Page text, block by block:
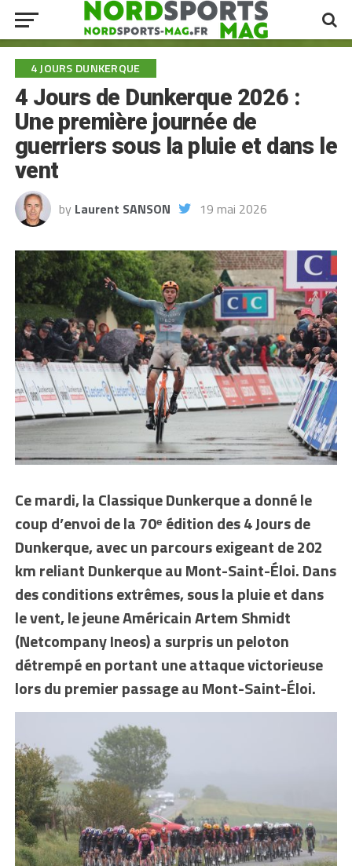
4 JOURS DUNKERQUE
4 Jours de Dunkerque 2026 :
Une première journée de
guerriers sous la pluie et dans le
vent
by Laurent SANSON 19 mai 2026
Ce mardi, la Classique Dunkerque a donné le
coup d’envoi de la 70ᵉ édition des 4 Jours de
Dunkerque, avec un parcours exigeant de 202
km reliant Dunkerque au Mont-Saint-Éloi. Dans
des conditions extrêmes, sous la pluie et dans
le vent, le jeune Américain Artem Shmidt
(Netcompany Ineos) a surpris un peloton
détrempé en portant une attaque victorieuse
lors du premier passage au Mont-Saint-Éloi.